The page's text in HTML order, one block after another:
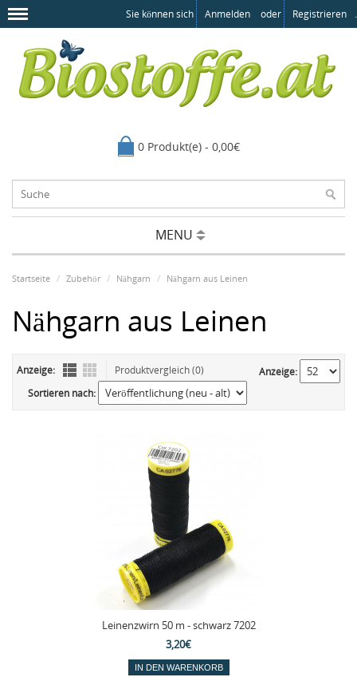
Sie können sich Anmelden oder Registrieren .
0 Produkt(e) - 0,00€
MENU
Startseite Zubehör Nähgarn Nähgarn aus Leinen
Nähgarn aus Leinen
Anzeige: Produktvergleich (0)
Anzeige:
Sortieren nach:
Leinenzwirn 50 m - schwarz 7202
3,20€